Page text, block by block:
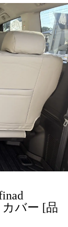
カバー [品